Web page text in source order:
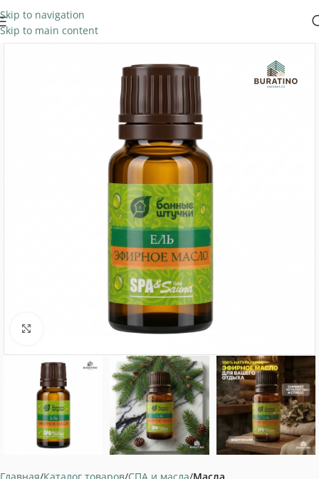
Skip to navigation
Skip to main content
Нажмите, чтобы увеличить